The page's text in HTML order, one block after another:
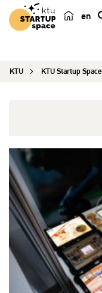
en
e
KTU KTU Startup Space